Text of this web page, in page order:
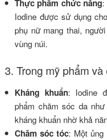
Thực phẩm chức năng:
Iodine được sử dụng
phụ nữ mang thai,
vùng núi.
3. Trong mỹ phẩm
Kháng khuẩn: Iodine
phẩm chăm sóc da
kháng khuẩn nhờ khả
Chăm sóc tóc: Một ủng